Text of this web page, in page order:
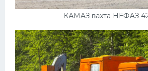
КАМАЗ вахта НЕФАЗ